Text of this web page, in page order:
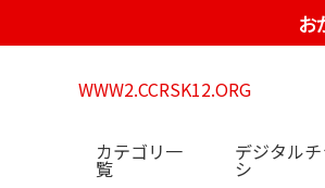
お
WWW2.CCRSK12.ORG
カテゴリ一
覧
デジタルチ
シ